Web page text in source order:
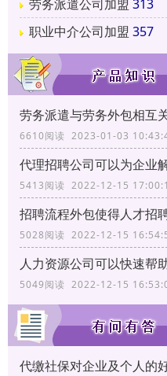
劳务派遣公司加盟 313
职业中介公司加盟 357
劳务派遣与劳务外包相互
6610阅读 2023-01-03
代理招聘公司可以为企业
5413阅读 2022-12-15
招聘流程外包使得人才招
5028阅读 2022-12-15
5049阅读 2022-12-15
代缴社保对企业及个人的